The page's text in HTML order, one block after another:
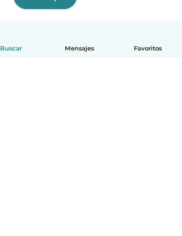
Buscar Mensajes Favoritos